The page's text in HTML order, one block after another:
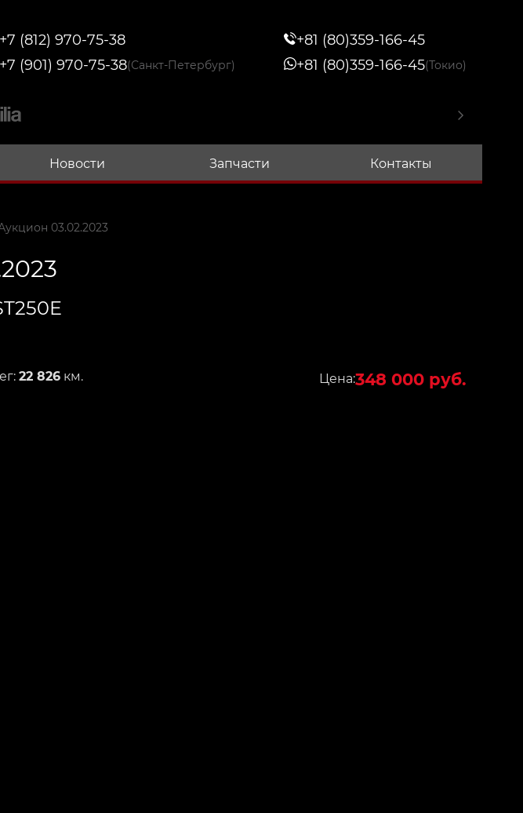
(812) 970-75-38
(901) 970-75-38(Санкт-Петербург)
+81 (80)359-166-45
+81 (80)359-166-45(Токио)
Новости Запчасти Контакты
03.02.2023
22 826 км. Цена:348 000 руб.